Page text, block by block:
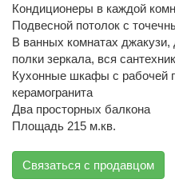
Кондиционеры в каждой
Подвесной потолок с
В ванных комнатах
полки зеркала, вся
Кухонные шкафы с рабочей
керамогранита
Два просторных балкона
Площадь 215 м.кв.
Связаться с продавцом